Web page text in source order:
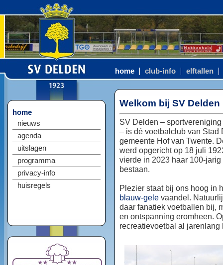
home club-info elftallen
home
nieuws
agenda
uitslagen
programma
privacy-info
huisregels
Welkom bij SV Delden
SV Delden –
– is dé voetbalclub van Stad
gemeente Hof van Twente.
werd opgericht op 18 juli
vierde in 2023 haar 100-jarig
bestaan.
Plezier staat bij ons hoog in
blauw-gele vaandel.
daar fanatiek voetballen bij,
en ontspanning eromheen.
recreatievoetbal al jarenlang